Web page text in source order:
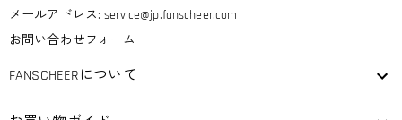
メールアドレス:service@jp.fanscheer.com
お問い合わせフォーム
FANSCHEERについて